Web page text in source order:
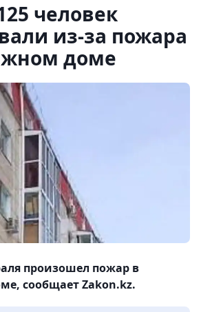
человек
из-за пожара
доме
произошел пожар в
сообщает Zakon.kz.